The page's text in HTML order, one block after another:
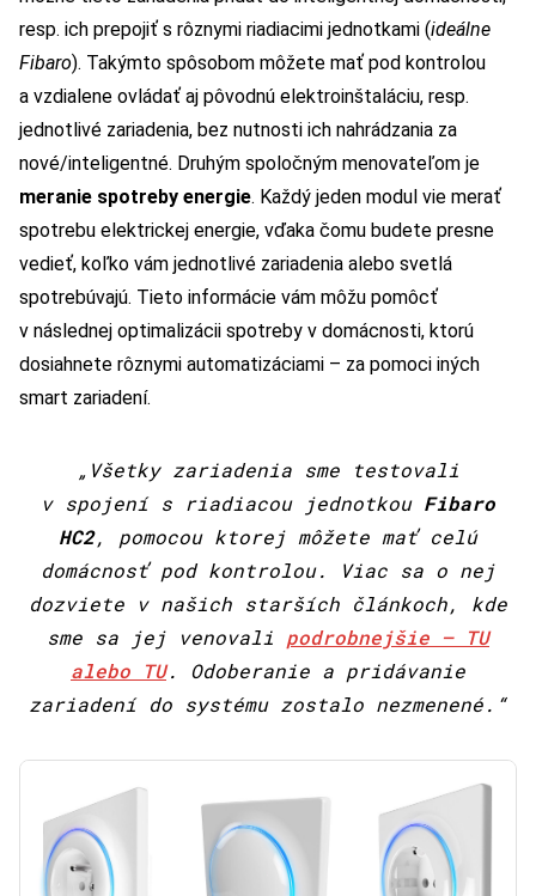
resp. ich prepojiť s rôznymi riadiacimi jednotkami (ideálne
Fibaro). Takýmto spôsobom môžete mať pod kontrolou
a vzdialene ovládať aj pôvodnú elektroinštaláciu, resp.
jednotlivé zariadenia, bez nutnosti ich nahrádzania za
nové/inteligentné. Druhým spoločným menovateľom je
meranie spotreby energie. Každý jeden modul vie merať
spotrebu elektrickej energie, vďaka čomu budete presne
vedieť, koľko vám jednotlivé zariadenia alebo svetlá
spotrebúvajú. Tieto informácie vám môžu pomôcť
v následnej optimalizácii spotreby v domácnosti, ktorú
dosiahnete rôznymi automatizáciami – za pomoci iných
smart zariadení.
„Všetky zariadenia sme testovali
v spojení s riadiacou jednotkou Fibaro
HC2, pomocou ktorej môžete mať celú
domácnosť pod kontrolou. Viac sa o nej
dozviete v našich starších článkoch, kde
sme sa jej venovali podrobnejšie – TU
alebo TU. Odoberanie a pridávanie
zariadení do systému zostalo nezmenené.“